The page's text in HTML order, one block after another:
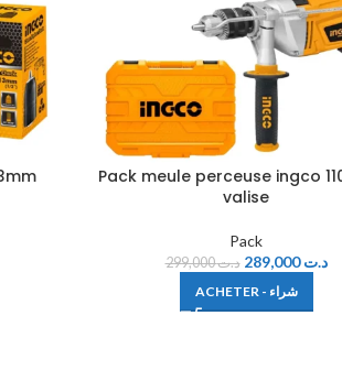
Pack meule perceuse ingco
valise
Pack
د.ت299,000 د.ت289,000
ACHETER - شراء